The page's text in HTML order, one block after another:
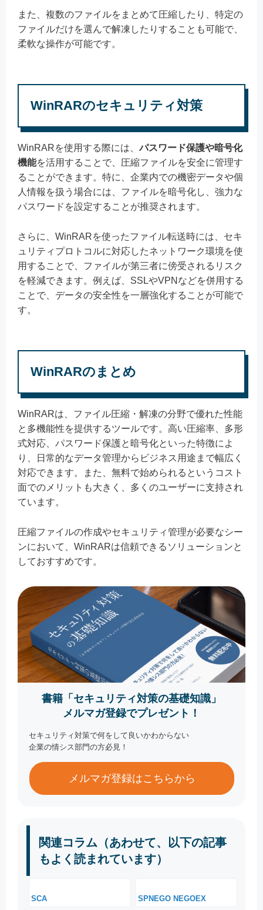
また、複数のファイルをまとめて圧縮したり、特定の
ファイルだけを選んで解凍したりすることも可能で、
柔軟な操作が可能です。
WinRARのセキュリティ対策
WinRARを使用する際には、パスワード保護や暗号化
機能を活用することで、圧縮ファイルを安全に管理す
ることができます。特に、企業内での機密データや個
人情報を扱う場合には、ファイルを暗号化し、強力な
パスワードを設定することが推奨されます。
さらに、WinRARを使ったファイル転送時には、セキ
ュリティプロトコルに対応したネットワーク環境を使
用することで、ファイルが第三者に傍受されるリスク
を軽減できます。例えば、SSLやVPNなどを併用する
ことで、データの安全性を一層強化することが可能で
す。
WinRARのまとめ
WinRARは、ファイル圧縮・解凍の分野で優れた性能
と多機能性を提供するツールです。高い圧縮率、多形
式対応、パスワード保護と暗号化といった特徴によ
り、日常的なデータ管理からビジネス用途まで幅広く
対応できます。また、無料で始められるというコスト
面でのメリットも大きく、多くのユーザーに支持され
ています。
圧縮ファイルの作成やセキュリティ管理が必要なシー
ンにおいて、WinRARは信頼できるソリューションと
しておすすめです。
書籍「セキュリティ対策の基礎知識」
メルマガ登録でプレゼント！
セキュリティ対策で何をして良いかわからない
企業の情シス部門の方必見！
メルマガ登録はこちらから
関連コラム（あわせて、以下の記事
もよく読まれています）
SCA SPNEGO NEGOEX